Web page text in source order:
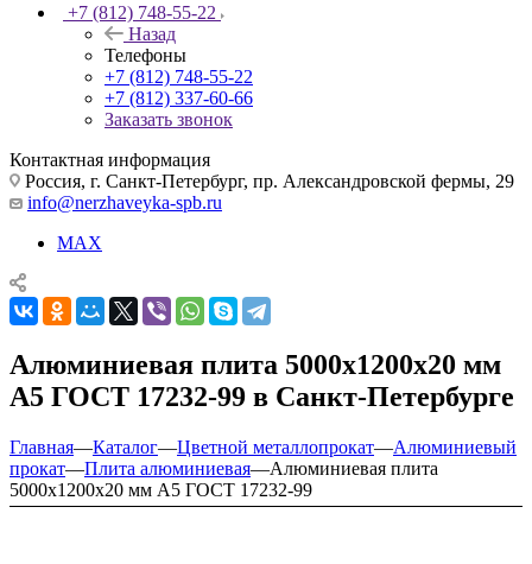
+7 (812) 748-55-22
Назад
Телефоны
+7 (812) 748-55-22
+7 (812) 337-60-66
Заказать звонок
Контактная информация
Россия, г. Санкт-Петербург, пр. Александровской фермы, 29
info@nerzhaveyka-spb.ru
MAX
Алюминиевая плита 5000х1200х20 мм
А5 ГОСТ 17232-99 в Санкт-Петербурге
Главная—Каталог—Цветной металлопрокат—Алюминиевый
прокат—Плита алюминиевая—Алюминиевая плита
5000х1200х20 мм А5 ГОСТ 17232-99